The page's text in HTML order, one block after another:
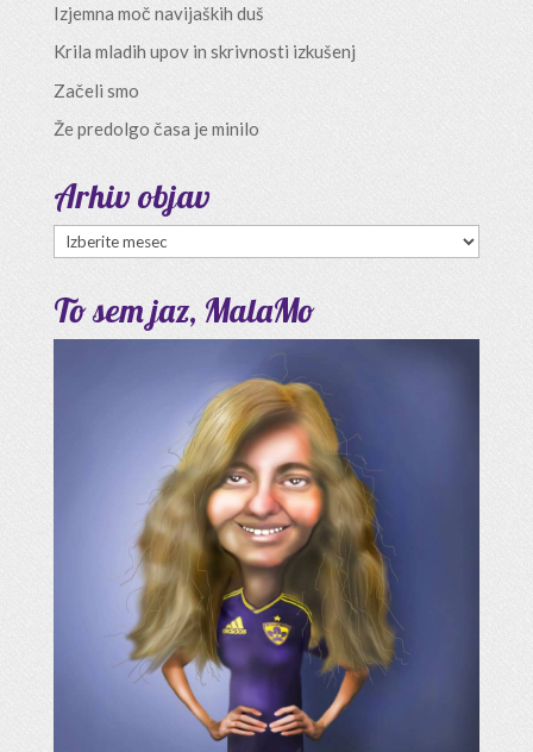
Izjemna moč navijaških duš
Krila mladih upov in skrivnosti izkušenj
Začeli smo
Že predolgo časa je minilo
Arhiv objav
Arhiv
To sem jaz, MalaMo